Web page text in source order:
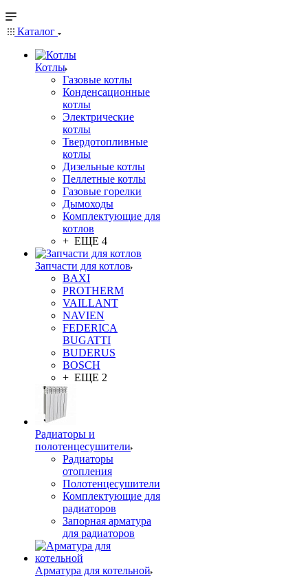
Каталог
Котлы
Газовые котлы
Конденсационные
котлы
Электрические
котлы
Твердотопливные
котлы
Дизельные котлы
Пеллетные котлы
Газовые горелки
Дымоходы
Комплектующие для
котлов
+ ЕЩЕ 4
Запчасти для котлов
BAXI
PROTHERM
VAILLANT
NAVIEN
FEDERICA
BUGATTI
BUDERUS
BOSCH
+ ЕЩЕ 2
Радиаторы и
полотенцесушители
Радиаторы
отопления
Полотенцесушители
Комплектующие для
радиаторов
Запорная арматура
для радиаторов
Арматура для котельной